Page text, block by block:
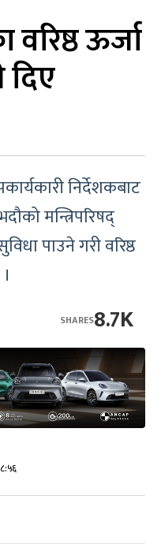
वरिष्ठ ऊर्जा
दिए
निर्देशकबाट
मन्त्रिपरिषद्
पाउने गरी वरिष्ठ
8.7K
SHARES